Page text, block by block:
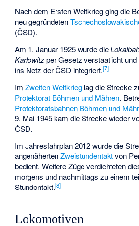
Nach dem Ersten Weltkrieg ging die
neu gegründeten
(ČSD).
Am 1. Januar 1925 wurde die
Karlowitzper Gesetz verstaatlicht
ins Netz der ČSD integriert.[7]
ImZweiten Weltkrieg lag die Strecke
Protektorat Böhmen und Mähren.
Protektoratsbahnen Böhmen und
9. Mai 1945 kam die Strecke wieder
ČSD.
Im Jahresfahrplan 2012 wurde die
angenähertenZweistundentaktvon
bedient. Weitere Züge verdichteten
morgens und nachmittags zu einem
Stundentakt.[8]
Lokomotiven